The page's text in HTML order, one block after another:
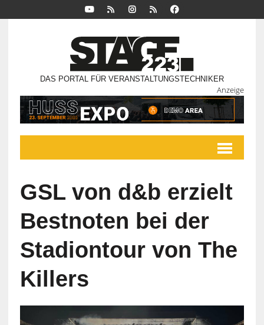
DAS PORTAL FÜR VERANSTALTUNGSTECHNIKER
Anzeige
GSL von d&b erzielt
Bestnoten bei der
Stadiontour von The
Killers